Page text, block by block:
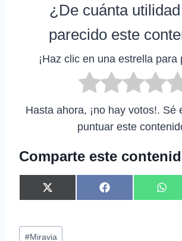
¿De cuánta
parecido este
¡Haz clic en una estrella para
Hasta ahora, ¡no hay votos!. Sé
puntuar este
Comparte este
C
o
p
a
X
(
w
i
C
o
F
a
C
o
W
h
Etiquetas
#Miravia